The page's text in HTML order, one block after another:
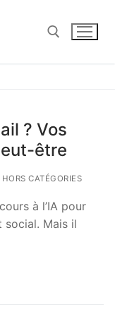
? Vos
être
HORS CATÉGORIES
à l’IA pour
social. Mais il